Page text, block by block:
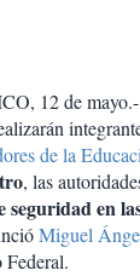
12 de mayo.-
de la
, las
seguridad en
Miguel